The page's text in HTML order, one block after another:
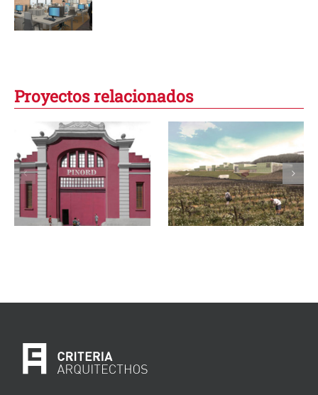
Proyectos relacionados
Nueva bodega
Pinord
Cavas Portell,
nueva bodega